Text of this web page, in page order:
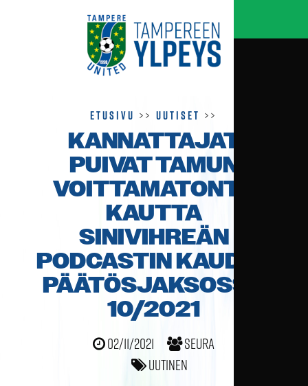
Etusivu >>Uutiset >>
KANNATTAJAT
PUIVAT TAMUN
VOITTAMATONTA
KAUTTA
SINIVIHREÄN
PODCASTIN KAUDEN
PÄÄTÖSJAKSOSSA
10/2021
02/11/2021
Seura
Uutinen